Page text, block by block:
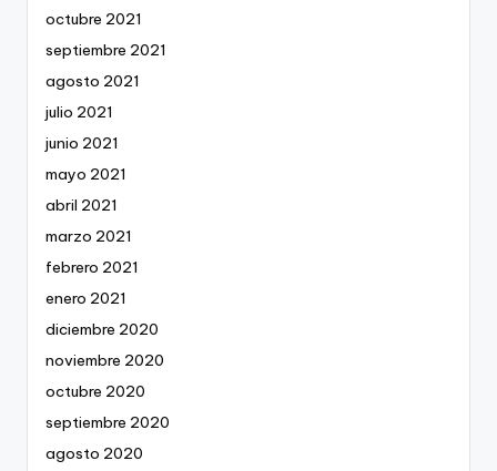
octubre 2021
septiembre 2021
agosto 2021
julio 2021
junio 2021
mayo 2021
abril 2021
marzo 2021
febrero 2021
enero 2021
diciembre 2020
noviembre 2020
octubre 2020
septiembre 2020
agosto 2020